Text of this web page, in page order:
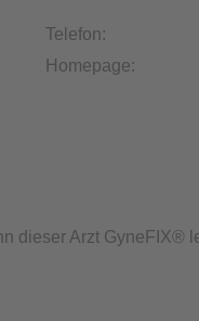
Telefon:
Homepage:
dieser Arzt